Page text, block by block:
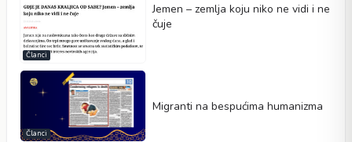
Članci
Jemen – zemlja koju niko ne vidi i ne
čuje
Članci
Migranti na bespućima humanizma